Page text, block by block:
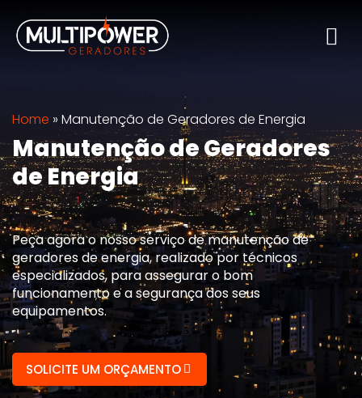
Home » Manutenção de Geradores de Energia
Manutenção de Geradores
de Energia
Peça agora o nosso serviço de manutenção de
geradores de energia, realizado por técnicos
especializados, para assegurar o bom
funcionamento e a segurança dos seus
equipamentos.
SOLICITE UM ORÇAMENTO